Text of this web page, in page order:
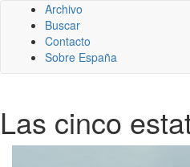
Archivo
Buscar
Contacto
Sobre España
Las cinco